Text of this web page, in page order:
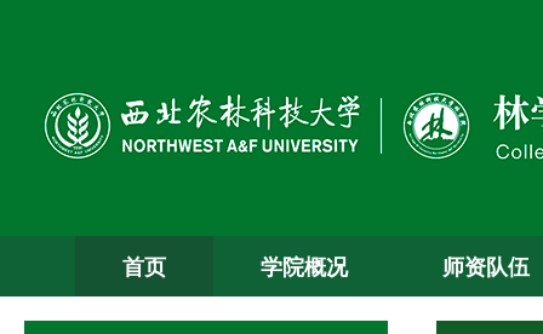
首页 学院概况 师资队伍